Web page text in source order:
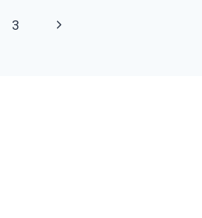
3
Página